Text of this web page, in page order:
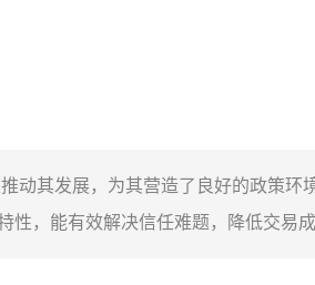
其发展，为其营造了良好的政策环
，能有效解决信任难题，降低交易